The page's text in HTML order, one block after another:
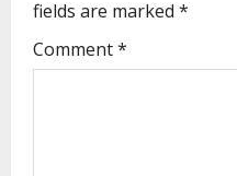
fields are marked *
Comment*